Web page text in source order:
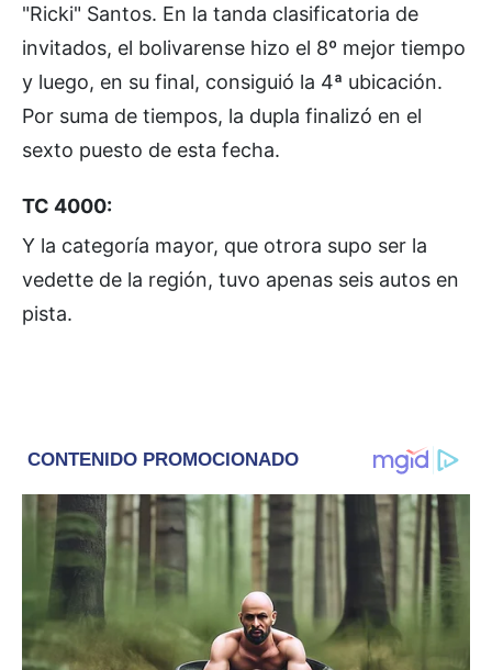
"Ricki" Santos. En la tanda clasificatoria de
invitados, el bolivarense hizo el 8º mejor tiempo
y luego, en su final, consiguió la 4ª ubicación.
Por suma de tiempos, la dupla finalizó en el
sexto puesto de esta fecha.
TC 4000:
Y la categoría mayor, que otrora supo ser la
vedette de la región, tuvo apenas seis autos en
pista.